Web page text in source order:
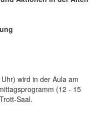
wird in der Aula am
(12 - 15
Saal.